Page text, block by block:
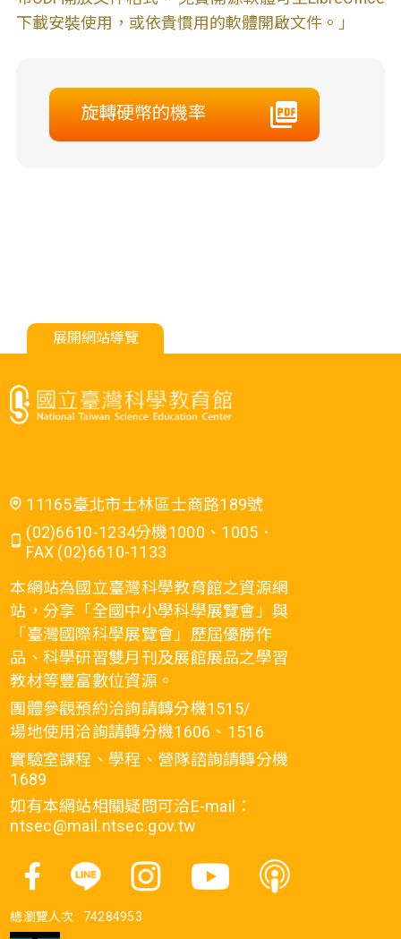
下載安裝使用，或依貴慣用的軟體開啟文件。」
旋轉硬幣的機率
展開網站導覽
11165臺北市士林區士商路189號
(02)6610-1234分機1000、1005．
FAX (02)6610-1133
本網站為國立臺灣科學教育館之資源網
站，分享「全國中小學科學展覽會」與
「臺灣國際科學展覽會」歷屆優勝作
品、科學研習雙月刊及展館展品之學習
教材等豐富數位資源。
團體參觀預約洽詢請轉分機1515/
場地使用洽詢請轉分機1606、1516
實驗室課程、學程、營隊諮詢請轉分機
1689
如有本網站相關疑問可洽E-mail：
ntsec@mail.ntsec.gov.tw
總瀏覽人次 : 74284953